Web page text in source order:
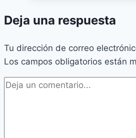
Deja una respuesta
Tu dirección de correo
Los campos obligatorios están